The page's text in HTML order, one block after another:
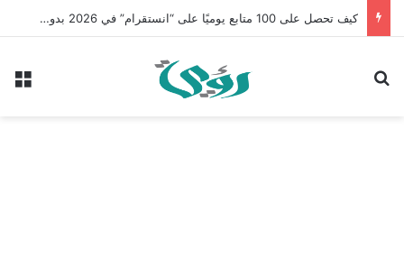
كيف تحصل على 100 متابع يوميًا على “انستقرام” في 2026 بدون إعلانات